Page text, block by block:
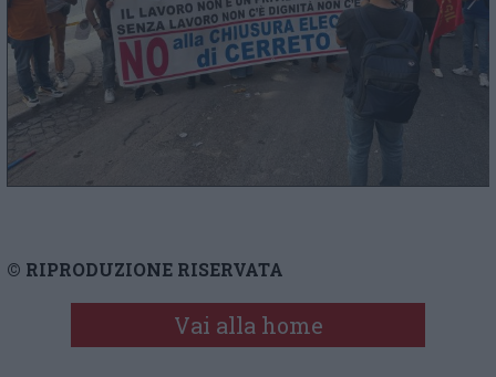
© RIPRODUZIONE RISERVATA
Vai alla home